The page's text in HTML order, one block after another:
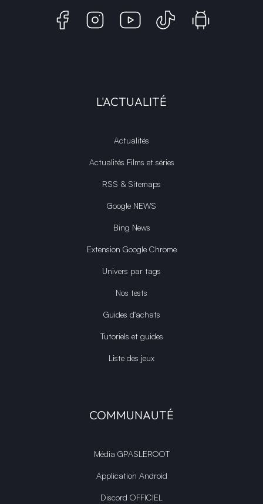
L'ACTUALITÉ
Actualités
Actualités Films et séries
RSS & Sitemaps
Google NEWS
Bing News
Extension Google Chrome
Univers par tags
Nos tests
Guides d'achats
Tutoriels et guides
Liste des jeux
COMMUNAUTÉ
Média GPASLEROOT
Application Android
Discord OFFICIEL